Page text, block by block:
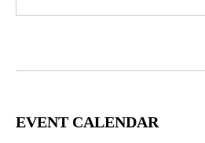
EVENT CALENDAR